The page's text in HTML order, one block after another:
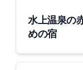
水上温泉の
めの宿